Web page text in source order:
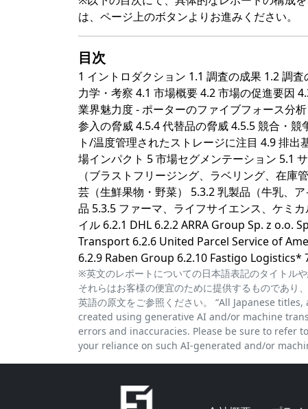
は、ページ上のボタンよりお進みください。
目次
1 イントロダクション 1.1 調査の成果 1.2 調
力学・考察 4.1 市場概要 4.2 市場の促進要因
業界魅力度 - ポーターのファイブフォース分
参入の脅威 4.5.4 代替品の脅威 4.5.5 競合・
ト/温度管理されたストレージに注目 4.9 排
場インパクト 5 市場セグメンテーション 5.1
（ブラストフリージング、ラベリング、在庫
芸（生鮮果物・野菜） 5.3.2 乳製品（牛乳、
品 5.3.5 ファーマ、ライフサイエンス、ケミ
イル 6.2.1 DHL 6.2.2 ARRA Group Sp. z o.o.
Transport 6.2.6 United Parcel Service of
6.2.9 Raben Group 6.2.10 Fastigo Logistics*
※英文のレポートについての日本語表記のタイトル
それらはお客様の便宜のために提供するものであり
英語の原文をご参照ください。 “All Japanese
created using generative AI and/or machine
errors and inaccuracies. Please be sure to refer
your reliance on such AI-generated and/or